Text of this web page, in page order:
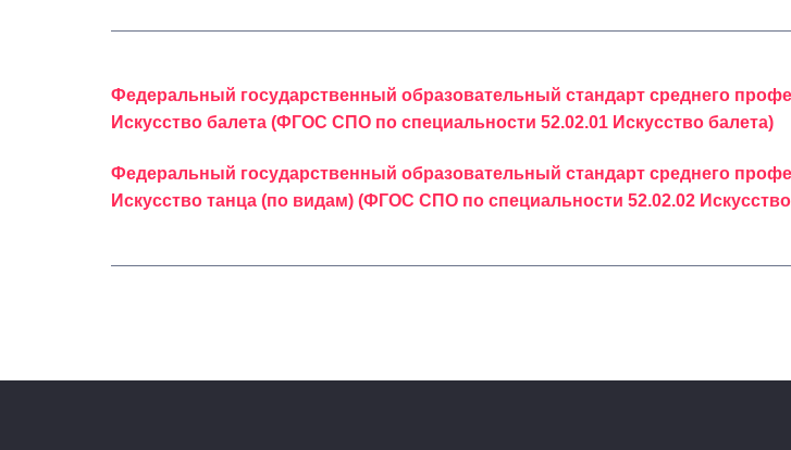
Федеральный государственный образовательный стандарт среднего
Искусство балета (ФГОС СПО по специальности 52.02.01 Искусство балета)
Федеральный государственный образовательный стандарт среднего
Искусство танца (по видам) (ФГОС СПО по специальности 52.02.02